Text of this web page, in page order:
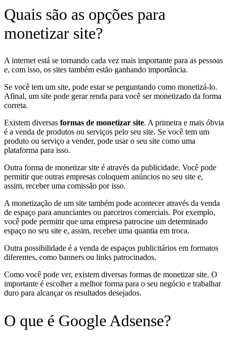
Quais são as opções para
monetizar site?
A internet está se tornando cada vez mais importante para as pessoas
e, com isso, os sites também estão ganhando importância.
Se você tem um site, pode estar se perguntando como monetizá-lo.
Afinal, um site pode gerar renda para você ser monetizado da forma
correta.
Existem diversas formas de monetizar site. A primeira e mais óbvia
é a venda de produtos ou serviços pelo seu site. Se você tem um
produto ou serviço a vender, pode usar o seu site como uma
plataforma para isso.
Outra forma de monetizar site é através da publicidade. Você pode
permitir que outras empresas coloquem anúncios no seu site e,
assim, receber uma comissão por isso.
A monetização de um site também pode acontecer através da venda
de espaço para anunciantes ou parceiros comerciais. Por exemplo,
você pode permitir que uma empresa patrocine um determinado
espaço no seu site e, assim, receber uma quantia em troca.
Outra possibilidade é a venda de espaços publicitários em formatos
diferentes, como banners ou links patrocinados.
Como você pode ver, existem diversas formas de monetizar site. O
importante é escolher a melhor forma para o seu negócio e trabalhar
duro para alcançar os resultados desejados.
O que é Google Adsense?